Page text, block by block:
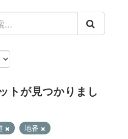
トが見つかりまし
地番